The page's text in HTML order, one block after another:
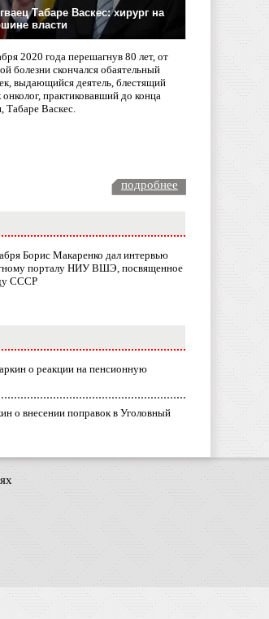
Табаре Васкес: хирург на
власти
2020 года перешагнув 80 лет, от
болезни скончался обаятельный
выдающийся деятель, блестящий
практиковавший до конца
Табаре Васкес.
подробнее
Борис Макаренко дал интервью
порталу НИУ ВШЭ, посвященное
СССР
о реакции на пенсионную
о внесении поправок в Уголовный